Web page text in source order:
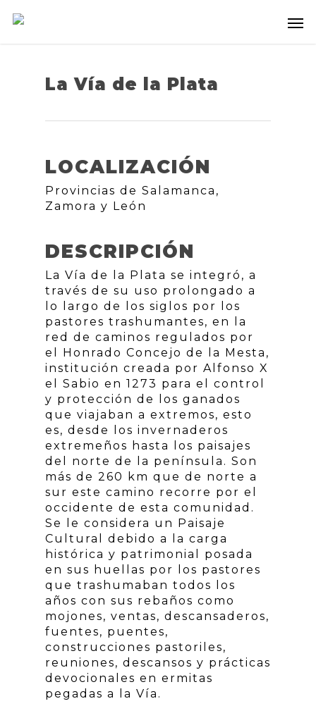
La Vía de la Plata
LOCALIZACIÓN
Provincias de Salamanca,
Zamora y León
DESCRIPCIÓN
La Vía de la Plata se integró, a
través de su uso prolongado a
lo largo de los siglos por los
pastores trashumantes, en la
red de caminos regulados por
el Honrado Concejo de la Mesta,
institución creada por Alfonso X
el Sabio en 1273 para el control
y protección de los ganados
que viajaban a extremos, esto
es, desde los invernaderos
extremeños hasta los paisajes
del norte de la península. Son
más de 260 km que de norte a
sur este camino recorre por el
occidente de esta comunidad.
Se le considera un Paisaje
Cultural debido a la carga
histórica y patrimonial posada
en sus huellas por los pastores
que trashumaban todos los
años con sus rebaños como
mojones, ventas, descansaderos,
fuentes, puentes,
construcciones pastoriles,
reuniones, descansos y prácticas
devocionales en ermitas
pegadas a la Vía.